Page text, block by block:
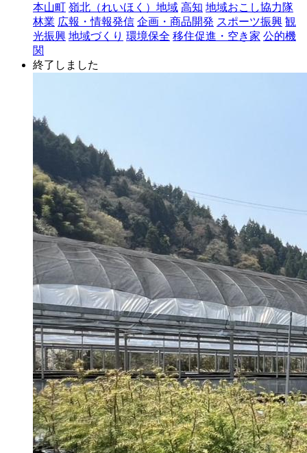
本山町 嶺北（れいほく）地域 高知 地域おこし協力隊
林業 広報・情報発信 企画・商品開発 スポーツ振興 観
光振興 地域づくり 環境保全 移住促進・空き家 公的機
関
終了しました